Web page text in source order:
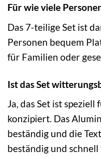
Für wie viele
Das 7-teilige Set ist
Personen bequem
für Familien oder
Ist das Set
Ja, das Set ist
konzipiert. Das
beständig und die
beständig und